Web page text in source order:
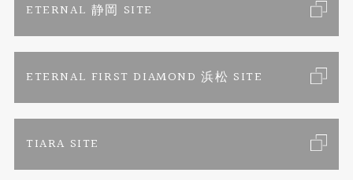
婚約指輪
Savon de Bijoux
Savon de Bijoux化粧石鹸
ペンを拾うお姉さん
特定商取引に関する表記
ETERNAL 静岡 SITE
ETERNAL FIRST DIAMOND 浜松 SITE
TIARA SITE